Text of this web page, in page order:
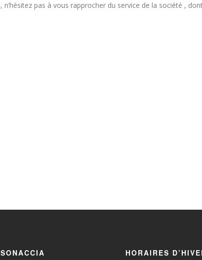
pas à vous rapprocher du service de la société ,
HORAIRES